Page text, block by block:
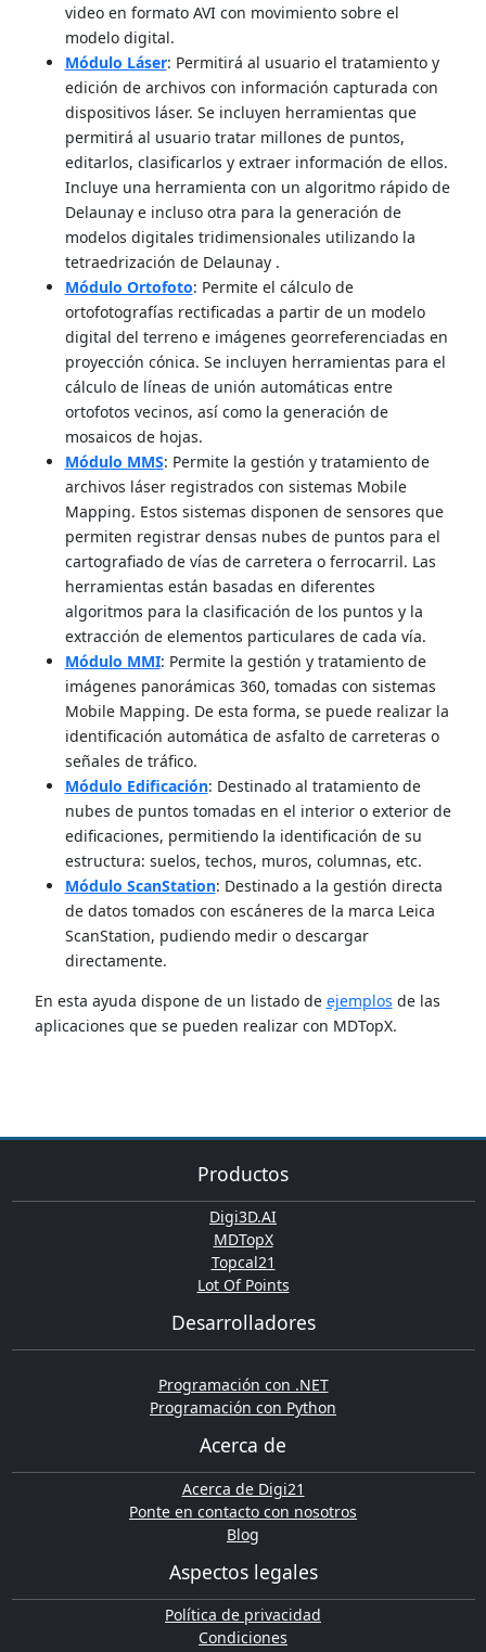
video en formato AVI con movimiento sobre el
modelo digital.
Módulo Láser: Permitirá al usuario el tratamiento y
edición de archivos con información capturada con
dispositivos láser. Se incluyen herramientas que
permitirá al usuario tratar millones de puntos,
editarlos, clasificarlos y extraer información de ellos.
Incluye una herramienta con un algoritmo rápido de
Delaunay e incluso otra para la generación de
modelos digitales tridimensionales utilizando la
tetraedrización de Delaunay .
Módulo Ortofoto: Permite el cálculo de
ortofotografías rectificadas a partir de un modelo
digital del terreno e imágenes georreferenciadas en
proyección cónica. Se incluyen herramientas para el
cálculo de líneas de unión automáticas entre
ortofotos vecinos, así como la generación de
mosaicos de hojas.
Módulo MMS: Permite la gestión y tratamiento de
archivos láser registrados con sistemas Mobile
Mapping. Estos sistemas disponen de sensores que
permiten registrar densas nubes de puntos para el
cartografiado de vías de carretera o ferrocarril. Las
herramientas están basadas en diferentes
algoritmos para la clasificación de los puntos y la
extracción de elementos particulares de cada vía.
Módulo MMI: Permite la gestión y tratamiento de
imágenes panorámicas 360, tomadas con sistemas
Mobile Mapping. De esta forma, se puede realizar la
identificación automática de asfalto de carreteras o
señales de tráfico.
Módulo Edificación: Destinado al tratamiento de
nubes de puntos tomadas en el interior o exterior de
edificaciones, permitiendo la identificación de su
estructura: suelos, techos, muros, columnas, etc.
Módulo ScanStation: Destinado a la gestión directa
de datos tomados con escáneres de la marca Leica
ScanStation, pudiendo medir o descargar
directamente.
En esta ayuda dispone de un listado de ejemplos de las
aplicaciones que se pueden realizar con MDTopX.
Productos
Digi3D.AI
MDTopX
Topcal21
Lot Of Points
Desarrolladores
Programación con .NET
Programación con Python
Acerca de
Acerca de Digi21
Ponte en contacto con nosotros
Blog
Aspectos legales
Política de privacidad
Condiciones